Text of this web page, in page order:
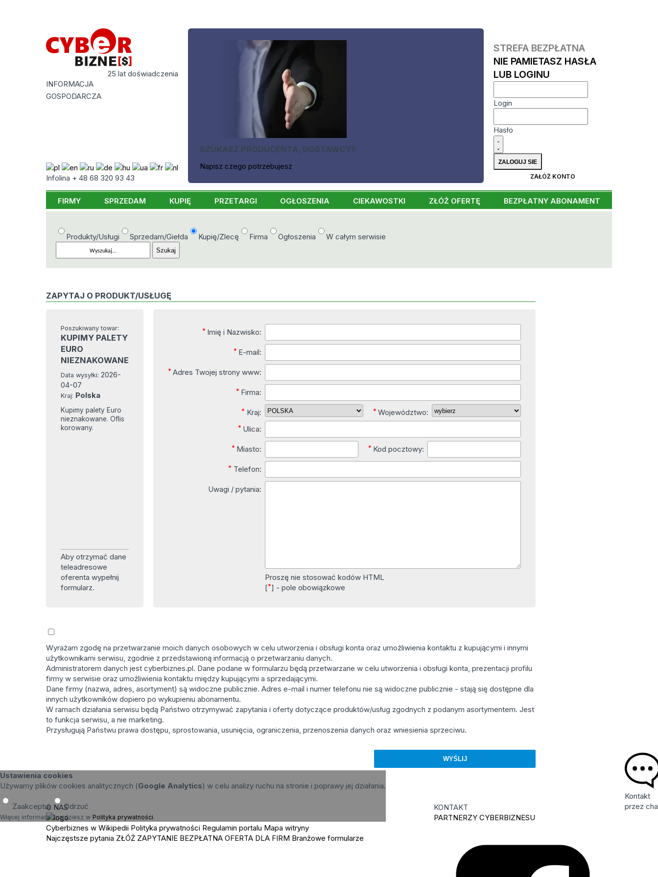
25 lat doświadczenia
INFORMACJA
GOSPODARCZA
Infolina + 48 68 320 93 43
SZUKASZ PRODUCENTA, DOSTAWCY?
Napisz czego potrzebujesz
STREFA BEZPŁATNA
NIE PAMIETASZ HASŁA
LUB LOGINU
Login
Hasło
ZAŁÓŻ KONTO
FIRMY SPRZEDAM KUPIĘ PRZETARGI OGŁOSZENIA CIEKAWOSTKI ZŁÓŻ OFERTĘ BEZPŁATNY ABONAMENT
Produkty/Usługi Sprzedam/Giełda Kupię/Zlecę Firma Ogłoszenia W całym serwisie
ZAPYTAJ O PRODUKT/USŁUGĘ
Poszukiwany towar:
KUPIMY PALETY
EURO
NIEZNAKOWANE
Data wysyłki:2026-
04-07
Kraj: Polska
Kupimy palety Euro
nieznakowane. Oflis
korowany.
Aby otrzymać dane
teleadresowe
oferenta wypełnij
formularz.
* Imię i Nazwisko:
* E-mail:
* Adres Twojej strony www:
* Firma:
* Kraj: *Województwo:
* Ulica:
* Miasto: * Kod pocztowy:
* Telefon:
Uwagi / pytania:
Proszę nie stosować kodów HTML
[*] - pole obowiązkowe
Wyrażam zgodę na przetwarzanie moich danych osobowych w celu utworzenia i obsługi konta oraz umożliwienia kontaktu z kupującymi i innymi
użytkownikami serwisu, zgodnie z przedstawioną informacją o przetwarzaniu danych.
Administratorem danych jest cyberbiznes.pl. Dane podane w formularzu będą przetwarzane w celu utworzenia i obsługi konta, prezentacji profilu
firmy w serwisie oraz umożliwienia kontaktu między kupującymi a sprzedającymi.
Dane firmy (nazwa, adres, asortyment) są widoczne publicznie. Adres e-mail i numer telefonu nie są widoczne publicznie - stają się dostępne dla
innych użytkowników dopiero po wykupieniu abonamentu.
W ramach działania serwisu będą Państwo otrzymywać zapytania i oferty dotyczące produktów/usług zgodnych z podanym asortymentem. Jest
to funkcja serwisu, a nie marketing.
Przysługują Państwu prawa dostępu, sprostowania, usunięcia, ograniczenia, przenoszenia danych oraz wniesienia sprzeciwu.
Kontakt
przez
Ustawienia cookies
Używamy plików cookies analitycznych (Google Analytics) w celu analizy ruchu na stronie i poprawy jej działania.
Zaakceptuj Odrzuć
Więcej informacji znajdziesz w Polityka prywatności.
O NAS
Cyberbiznes w Wikipedii Polityka prywatności Regulamin portalu Mapa witryny
Najczęstsze pytania ZŁÓŻ ZAPYTANIE BEZPŁATNA OFERTA DLA FIRM Branżowe formularze
KONTAKT
PARTNERZY CYBERBIZNESU